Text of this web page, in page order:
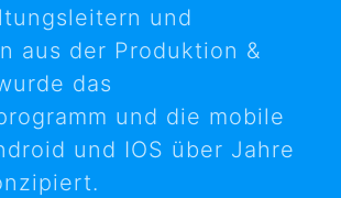
und
aus der Produktion &
das
und die mobile
und IOS über Jahre